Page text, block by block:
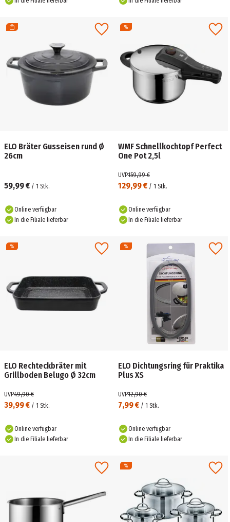
ELO Bräter Gusseisen rund Ø
26cm
59,99 € / 1 Stk.
Online verfügbar
In die Filiale lieferbar
WMF Schnellkochtopf Perfect
One Pot 2,5l
129,99 € / 1 Stk.
UVP159,99 €
Online verfügbar
In die Filiale lieferbar
ELO Rechteckbräter mit
Grillboden Belugo Ø 32cm
39,99 € / 1 Stk.
UVP49,90 €
Online verfügbar
In die Filiale lieferbar
ELO Dichtungsring für Praktika
Plus XS
7,99 € / 1 Stk.
UVP12,90 €
Online verfügbar
In die Filiale lieferbar